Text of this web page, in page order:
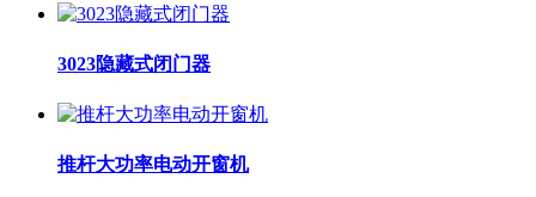
3023隐藏式闭门器
推杆大功率电动开窗机